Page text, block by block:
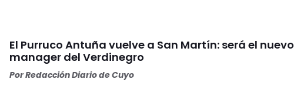
El Purruco Antuña vuelve a San Martín: será el nuevo
manager del Verdinegro
PorRedacción Diario de Cuyo